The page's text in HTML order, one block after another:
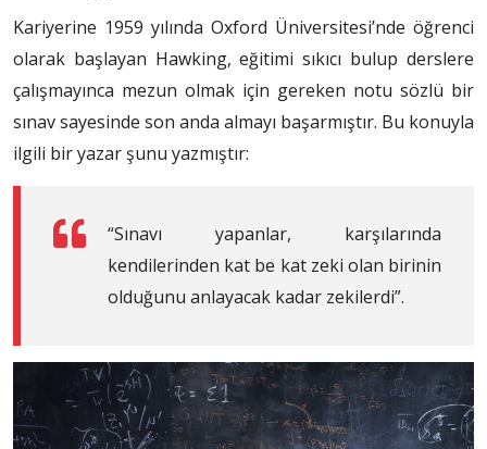
Kariyerine 1959 yılında Oxford Üniversitesi’nde öğrenci
olarak başlayan Hawking, eğitimi sıkıcı bulup derslere
çalışmayınca mezun olmak için gereken notu sözlü bir
sınav sayesinde son anda almayı başarmıştır. Bu konuyla
ilgili bir yazar şunu yazmıştır:
“Sınavı yapanlar, karşılarında
kendilerinden kat be kat zeki olan birinin
olduğunu anlayacak kadar zekilerdi”.